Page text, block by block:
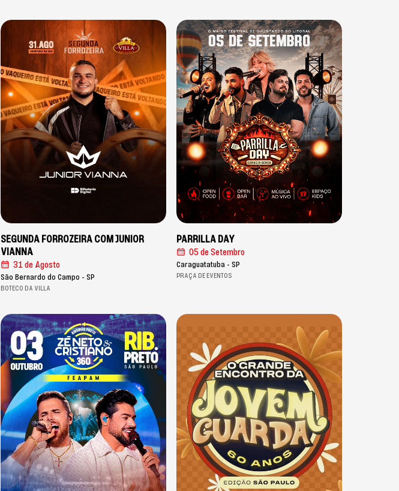
SEGUNDA FORROZEIRA COM JUNIOR
VIANNA
31 de Agosto
São Bernardo do Campo - SP
BOTECO DA VILLA
PARRILLA DAY
05 de Setembro
Caraguatatuba - SP
PRAÇA DE EVENTOS